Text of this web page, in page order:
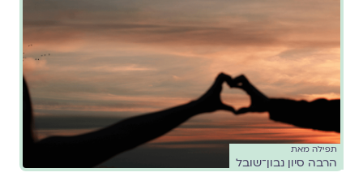
תפילה מאת
הרבה סיון נבון־שובל